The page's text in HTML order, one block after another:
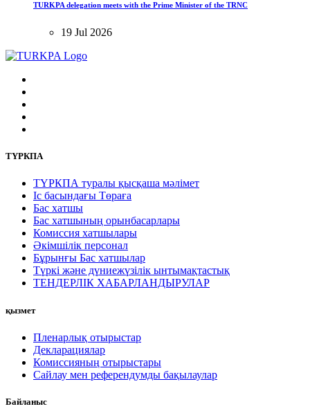
TURKPA delegation meets with the Prime Minister of the TRNC
19 Jul 2026
ТҮРКПА
ТҮРКПА туралы қысқаша мәлімет
Iс басындағы Төраға
Бас хатшы
Бас хатшының орынбасарлары
Комиссия хатшылары
Әкімшілік персонал
Бұрынғы Бас хатшылар
Түркі және дүниежүзілік ынтымақтастық
ТЕНДЕРЛІК ХАБАРЛАНДЫРУЛАР
қызмет
Пленарлық отырыстар
Декларациялар
Комиссияның отырыстары
Сайлау мен референдумды бақылаулар
Байланыс